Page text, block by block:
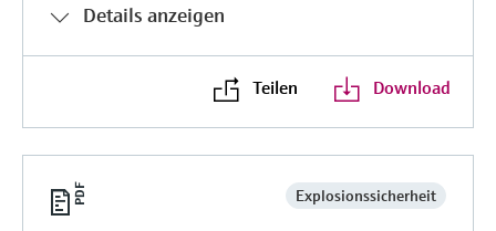
Details anzeigen
Teilen Download
Explosionssicherheit